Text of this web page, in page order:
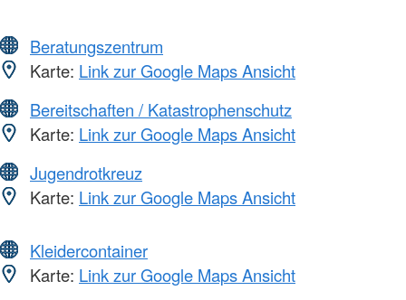
Beratungszentrum
Karte: Link zur Google Maps Ansicht
Bereitschaften / Katastrophenschutz
Karte: Link zur Google Maps Ansicht
Jugendrotkreuz
Karte: Link zur Google Maps Ansicht
Kleidercontainer
Karte: Link zur Google Maps Ansicht